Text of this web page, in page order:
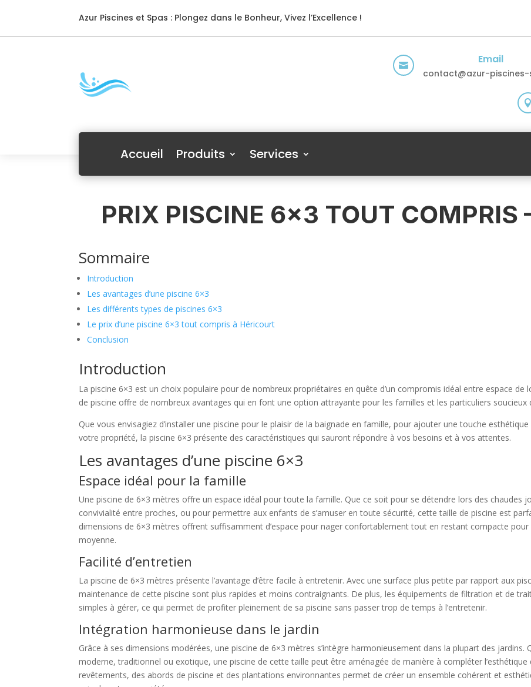
Azur Piscines et Spas : Plongez dans le Bonheur, Vivez l’Excellence !
 Email
contact@azur-

Accueil Produits Services
PRIX PISCINE 6×3 TOUT COMPRIS
Sommaire
Introduction
Les avantages d’une piscine 6×3
Les différents types de piscines 6×3
Le prix d’une piscine 6×3 tout compris à Héricourt
Conclusion
Introduction
La piscine 6×3 est un choix populaire pour de nombreux propriétaires en quête d’un compromis idéal entre espace de
de piscine offre de nombreux avantages qui en font une option attrayante pour les familles et les particuliers soucieux
Que vous envisagiez d’installer une piscine pour le plaisir de la baignade en famille, pour ajouter une touche
votre propriété, la piscine 6×3 présente des caractéristiques qui sauront répondre à vos besoins et à vos attentes.
Les avantages d’une piscine 6×3
Espace idéal pour la famille
Une piscine de 6×3 mètres offre un espace idéal pour toute la famille. Que ce soit pour se détendre lors des chaudes
convivialité entre proches, ou pour permettre aux enfants de s’amuser en toute sécurité, cette taille de piscine est
dimensions de 6×3 mètres offrent suffisamment d’espace pour nager confortablement tout en restant compacte pour
moyenne.
Facilité d’entretien
La piscine de 6×3 mètres présente l’avantage d’être facile à entretenir. Avec une surface plus petite par rapport aux
maintenance de cette piscine sont plus rapides et moins contraignants. De plus, les équipements de filtration et de
simples à gérer, ce qui permet de profiter pleinement de sa piscine sans passer trop de temps à l’entretenir.
Intégration harmonieuse dans le jardin
Grâce à ses dimensions modérées, une piscine de 6×3 mètres s’intègre harmonieusement dans la plupart des
moderne, traditionnel ou exotique, une piscine de cette taille peut être aménagée de manière à compléter
revêtements, des abords de piscine et des plantations environnantes permet de créer un ensemble cohérent et